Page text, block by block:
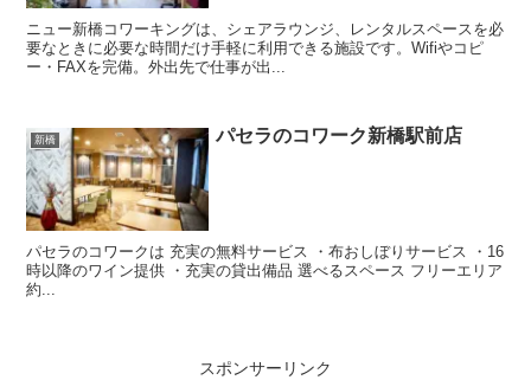
ニュー新橋コワーキングは、シェアラウンジ、レンタルスペースを必
要なときに必要な時間だけ手軽に利用できる施設です。Wifiやコピ
ー・FAXを完備。外出先で仕事が出...
新橋 パセラのコワーク新橋駅前店
パセラのコワークは 充実の無料サービス ・布おしぼりサービス ・16
時以降のワイン提供 ・充実の貸出備品 選べるスペース フリーエリア
約...
スポンサーリンク